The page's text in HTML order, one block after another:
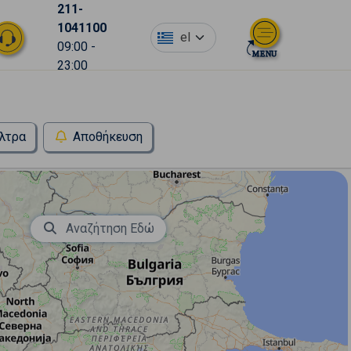
211-
1041100
09:00 -
23:00
el
Αποθήκευση
Αναζήτηση Εδώ